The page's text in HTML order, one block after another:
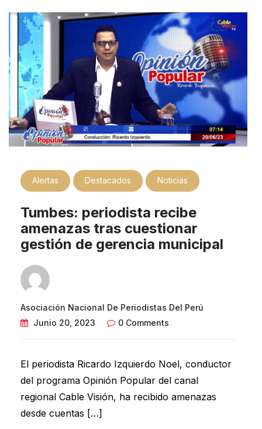
Alertas Destacados Noticias
Tumbes: periodista recibe
amenazas tras cuestionar
gestión de gerencia municipal
Asociación Nacional De Periodistas Del Perú
Junio 20, 2023
0 Comments
El periodista Ricardo Izquierdo Noel, conductor
del programa Opinión Popular del canal
regional Cable Visión, ha recibido amenazas
desde cuentas […]